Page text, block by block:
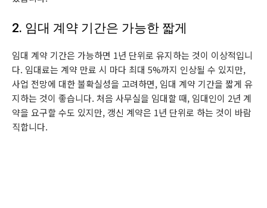
2. 임대 계약 기간은 가능한 짧게
임대 계약 기간은 가능하면 1년 단위로 유지하는 것이 이상적입니
다. 임대료는 계약 만료 시 마다 최대 5%까지 인상될 수 있지만,
사업 전망에 대한 불확실성을 고려하면, 임대 계약 기간을 짧게 유
지하는 것이 좋습니다. 처음 사무실을 임대할 때, 임대인이 2년 계
약을 요구할 수도 있지만, 갱신 계약은 1년 단위로 하는 것이 바람
직합니다.